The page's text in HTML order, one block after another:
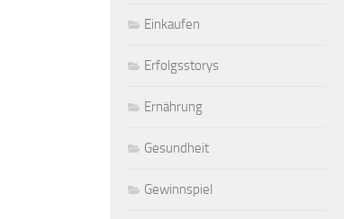
Einkaufen
Erfolgsstorys
Ernährung
Gesundheit
Gewinnspiel